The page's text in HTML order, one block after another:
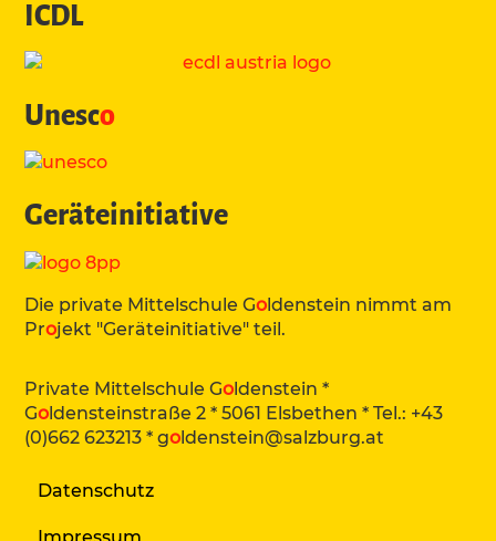
ICDL
Unesco
Geräteinitiative
Die private Mittelschule Go ldenstein nimmt am
Projekt "Geräteinitiative" teil.
Private Mittelschule Go ldenstein *
Go ldensteinstraße 2 * 5061 Elsbethen * Tel.: +43
(0)662 623213 * go ldenstein@salzburg.at
Datenschutz